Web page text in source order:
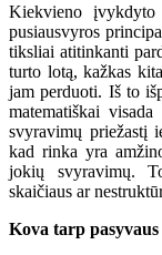
Kiekvieno įvykdyto
pusiausvyros
tiksliai atitinkanti
turto lotą, kažkas
jam perduoti. Iš to
matematiškai
svyravimų priežastį
kad rinka yra
jokių svyravimų.
skaičiaus ar
Kova tarp